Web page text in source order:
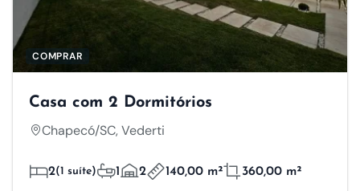
COMPRAR
Casa com 2 Dormitórios
Chapecó/SC, Vederti
2(1 suíte) 1 2 140,00 m² 360,00 m²